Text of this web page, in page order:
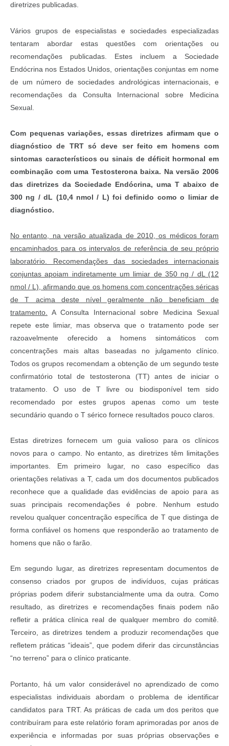
diretrizes publicadas.
Vários grupos de especialistas e sociedades especializadas
tentaram abordar estas questões com orientações ou
recomendações publicadas. Estes incluem a Sociedade
Endócrina nos Estados Unidos, orientações conjuntas em nome
de um número de sociedades andrológicas internacionais, e
recomendações da Consulta Internacional sobre Medicina
Sexual.
Com pequenas variações, essas diretrizes afirmam que o
diagnóstico de TRT só deve ser feito em homens com
sintomas característicos ou sinais de déficit hormonal em
combinação com uma Testosterona baixa. Na versão 2006
das diretrizes da Sociedade Endócrina, uma T abaixo de
300 ng / dL (10,4 nmol / L) foi definido como o limiar de
diagnóstico.
No entanto, na versão atualizada de 2010, os médicos foram
encaminhados para os intervalos de referência de seu próprio
laboratório. Recomendações das sociedades internacionais
conjuntas apoiam indiretamente um limiar de 350 ng / dL (12
nmol / L), afirmando que os homens com concentrações séricas
de T acima deste nível geralmente não beneficiam de
tratamento.
A Consulta Internacional sobre Medicina Sexual
repete este limiar, mas observa que o tratamento pode ser
razoavelmente oferecido a homens sintomáticos com
concentrações mais altas baseadas no julgamento clínico.
Todos os grupos recomendam a obtenção de um segundo teste
confirmatório total de testosterona (TT) antes de iniciar o
tratamento. O uso de T livre ou biodisponível tem sido
recomendado por estes grupos apenas como um teste
secundário quando o T sérico fornece resultados pouco claros.
Estas diretrizes fornecem um guia valioso para os clínicos
novos para o campo. No entanto, as diretrizes têm limitações
importantes. Em primeiro lugar, no caso específico das
orientações relativas a T, cada um dos documentos publicados
reconhece que a qualidade das evidências de apoio para as
suas principais recomendações é pobre. Nenhum estudo
revelou qualquer concentração específica de T que distinga de
forma confiável os homens que responderão ao tratamento de
homens que não o farão.
Em segundo lugar, as diretrizes representam documentos de
consenso criados por grupos de indivíduos, cujas práticas
próprias podem diferir substancialmente uma da outra. Como
resultado, as diretrizes e recomendações finais podem não
refletir a prática clínica real de qualquer membro do comitê.
Terceiro, as diretrizes tendem a produzir recomendações que
refletem práticas “ideais”, que podem diferir das circunstâncias
“no terreno” para o clínico praticante.
Portanto, há um valor considerável no aprendizado de como
especialistas individuais abordam o problema de identificar
candidatos para TRT. As práticas de cada um dos peritos que
contribuíram para este relatório foram aprimoradas por anos de
experiência e informadas por suas próprias observações e